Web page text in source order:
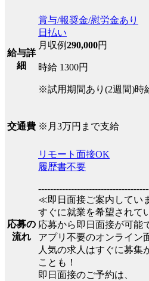
給与詳
細
賞与/報奨金/慰労金あり
日払い
月収例290,000円
時給 1300円
※試用期間あり(2週間)時
交通費 ※月3万円まで支給
応募の
流れ
リモート面接OK
履歴書不要
≪即日面接ご案内してい
すぐに就業を希望されて
応募から即日面接が可
アプリ不要のオンライン
人気の求人はすぐに募
ことも！
即日面接のご予約は、